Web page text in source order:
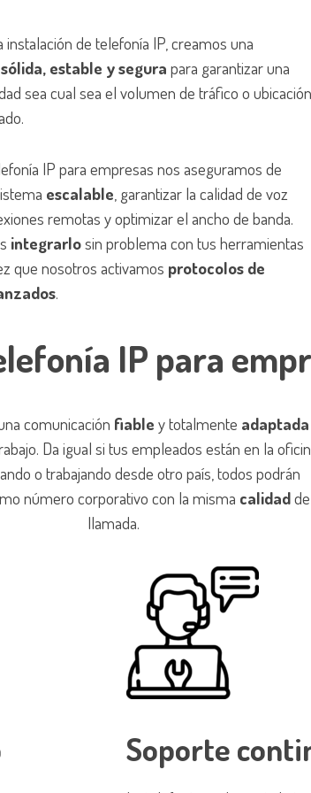
instalación de telefonía IP, creamos una
sólida, estable y segura para garantizar una
sea cual sea el volumen de tráfico o ubicación
IP para empresas nos aseguramos de
escalable, garantizar la calidad de voz
remotas y optimizar el ancho de banda.
integrarlosin problema con tus herramientas
que nosotros activamos protocolos de
.
IP para
comunicación fiable y totalmente adaptada
Da igual si tus empleados están en la
o trabajando desde otro país, todos podrán
número corporativo con la misma calidadde
llamada.
Soporte